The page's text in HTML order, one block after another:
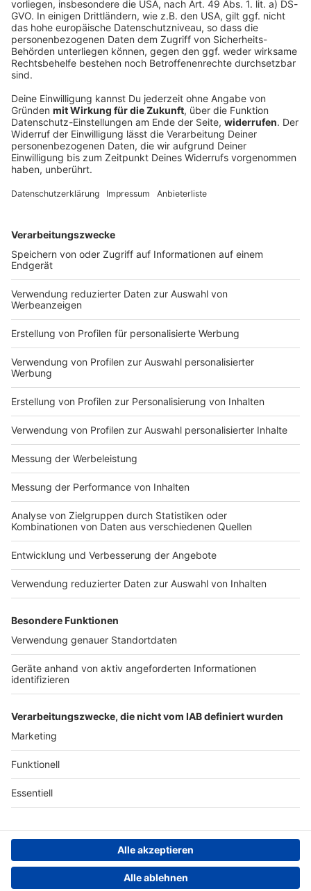
Männer klauen Plastikkrokodil auf
Festgelände in Straubing
Mit einem drei Meter langen Krokodil spazieren zwei
Männer übers Volksfest. Was hinter dem kuriosen
Auftaktabend des Volksfests in Straubing gab.
DEINE GEMERKTEN ARTIKEL
Du hast dir noch keine Artikel gemerkt
Markiere sie hierfür mit einem
Impressum
Nutzungsbedingungen
Jobs
Presse
Werben
Archiv
ANTENNE BAYERN GROUP
Stiftung ANTENNE BAYERN
hilft
Teilnahmebedingungen
Grounding Page ANTENNE
BAYERN
Kontakt
Studio-Hotline
Verkehrs-Hotline
Datenschutz­erklärung
einstellungen
Persönliche Datenkontrolle
Newsletter